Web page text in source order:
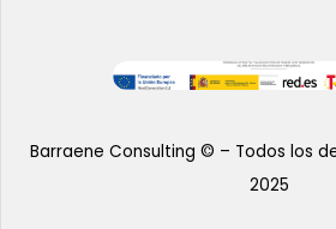
Barraene Consulting © – Todos los
2025